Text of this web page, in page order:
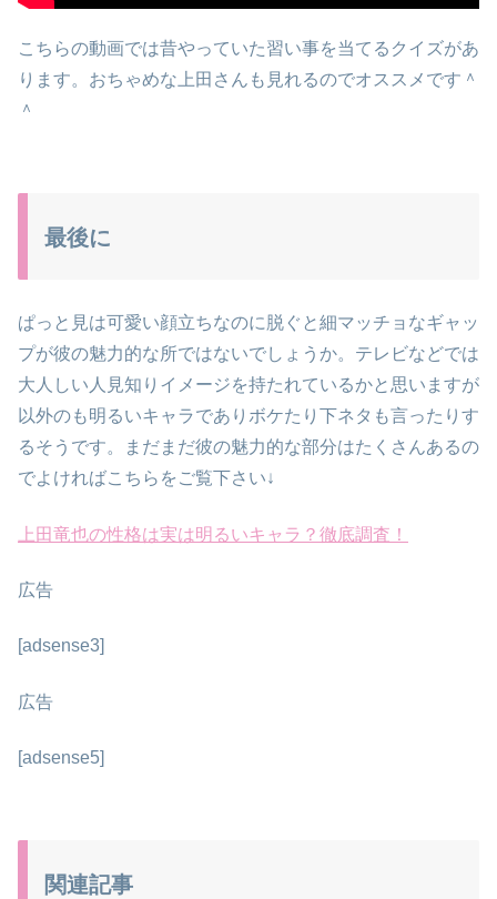
こちらの動画では昔やっていた習い事を当てるクイズがあ
ります。おちゃめな上田さんも見れるのでオススメです＾
＾
最後に
ぱっと見は可愛い顔立ちなのに脱ぐと細マッチョなギャッ
プが彼の魅力的な所ではないでしょうか。テレビなどでは
大人しい人見知りイメージを持たれているかと思いますが
以外のも明るいキャラでありボケたり下ネタも言ったりす
るそうです。まだまだ彼の魅力的な部分はたくさんあるの
でよければこちらをご覧下さい↓
上田竜也の性格は実は明るいキャラ？徹底調査！
広告
[adsense3]
広告
[adsense5]
関連記事